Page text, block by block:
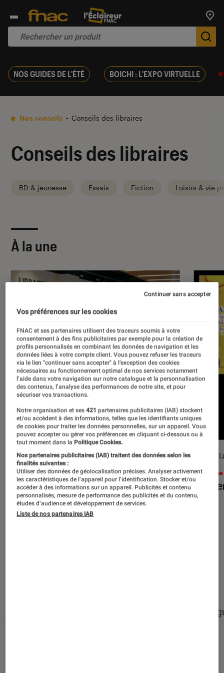
NOS GUIDES DE L'ÉTÉ BOICHI : L'EXPO VIRTUELLE
Nos conseils Conseils des libraires
Conseils des libraires
BD & jeunesse Essais Fiction Loisirs & vie
À la une
Les best-sellers à lire cet été
SÉLECTION
Livres / BD • 15 juin 2026
Le
Livres
Sélections et
Vos préférences sur les cookies
FNAC et ses partenaires utilisent des traceurs soumis à votre
consentement à des fins publicitaires par exemple pour la création de
profils personnalisés en combinant les données de navigation et les
données liées à votre compte client. Vous pouvez refuser les traceurs
via le lien "continuer sans accepter" à l’exception des cookies
nécessaires au fonctionnement optimal de nos services notamment
l’aide dans votre navigation sur notre catalogue et la personnalisation
des contenus, l’analyse des performances de notre site, et pour
sécuriser vos transactions.
Notre organisation et ses421 partenaires publicitaires (IAB) stockent
et/ou accèdent à des informations, telles que les identifiants uniques
de cookies pour traiter les données personnelles, sur un appareil. Vous
pouvez accepter ou gérer vos préférences en cliquant ci-dessous ou à
tout moment dans la Politique Cookies.
Nos partenaires publicitaires (IAB) traitent des données selon les
finalités suivantes :
Utiliser des données de géolocalisation précises. Analyser activement
les caractéristiques de l’appareil pour l’identification. Stocker et/ou
accéder à des informations sur un appareil. Publicités et contenu
personnalisés, mesure de performance des publicités et du contenu,
études d’audience et développement de services.
Liste de nos partenaires IAB
Continuer sans accepter